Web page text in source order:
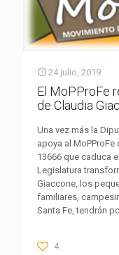
24 julio, 2019
El MoPProFe
de Claudia
Una vez más la
apoya al
13666 que caduca
Legislatura
Giaccone, los
familiares,
Santa Fe, tendrán
4